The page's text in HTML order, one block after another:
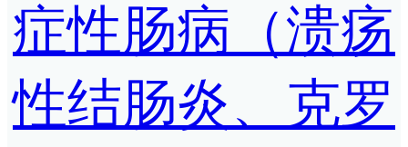
症性肠病（溃疡
性结肠炎、克罗